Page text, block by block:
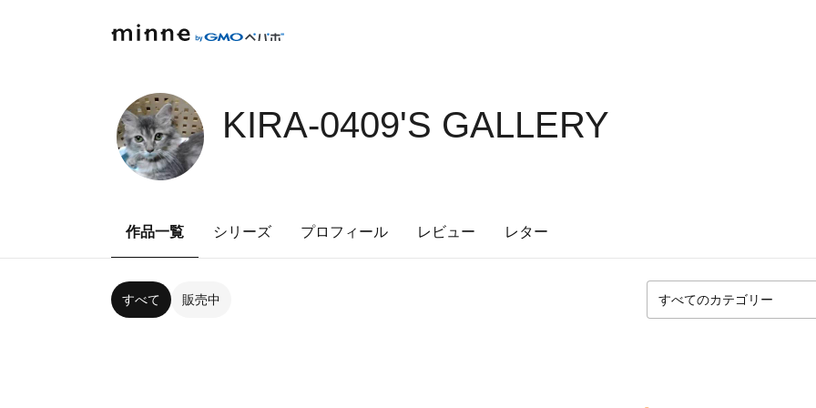
KIRA-0409'S GALLERY
作品一覧 シリーズ プロフィール レビュー レター
すべて 販売中